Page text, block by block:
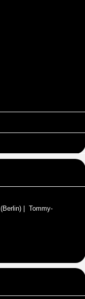
(Berlin) | Tommy-